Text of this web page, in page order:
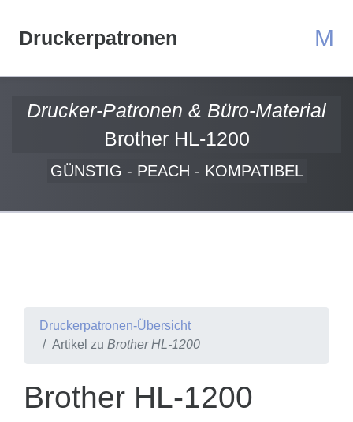
Druckerpatronen M
Drucker-Patronen & Büro-Material
Brother HL-1200
GÜNSTIG - PEACH - KOMPATIBEL
Druckerpatronen-Übersicht
Artikel zu Brother HL-1200
Brother HL-1200